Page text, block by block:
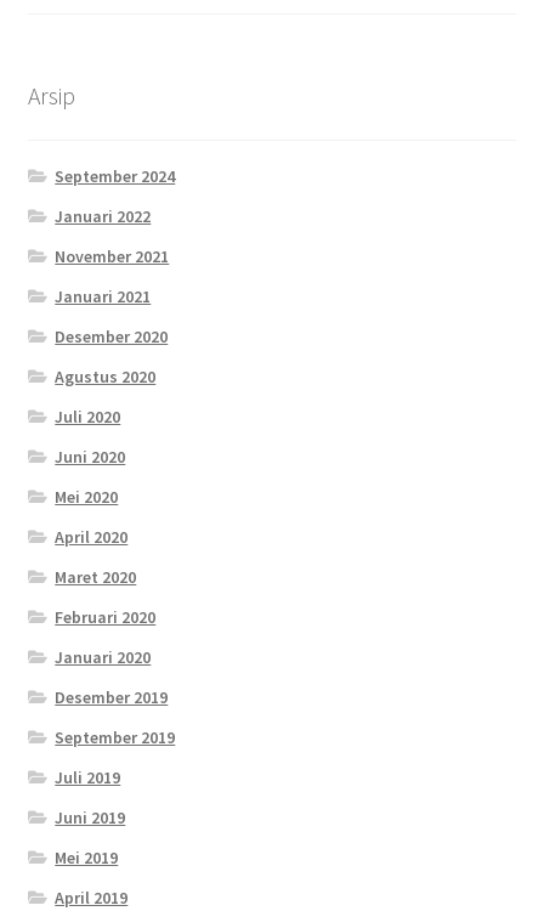
Arsip
September 2024
Januari 2022
November 2021
Januari 2021
Desember 2020
Agustus 2020
Juli 2020
Juni 2020
Mei 2020
April 2020
Maret 2020
Februari 2020
Januari 2020
Desember 2019
September 2019
Juli 2019
Juni 2019
Mei 2019
April 2019